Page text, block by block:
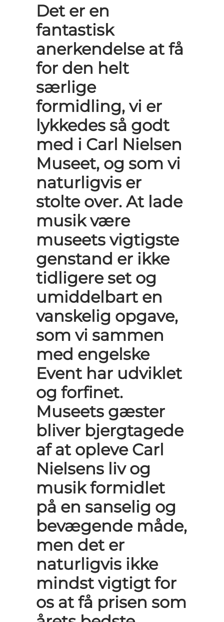
Det er en
fantastisk
anerkendelse at få
for den helt
særlige
formidling, vi er
lykkedes så godt
med i Carl Nielsen
Museet, og som vi
naturligvis er
stolte over. At lade
musik være
museets vigtigste
genstand er ikke
tidligere set og
umiddelbart en
vanskelig opgave,
som vi sammen
med engelske
Event har udviklet
og forfinet.
Museets gæster
bliver bjergtagede
af at opleve Carl
Nielsens liv og
musik formidlet
på en sanselig og
bevægende måde,
men det er
naturligvis ikke
mindst vigtigt for
os at få prisen som